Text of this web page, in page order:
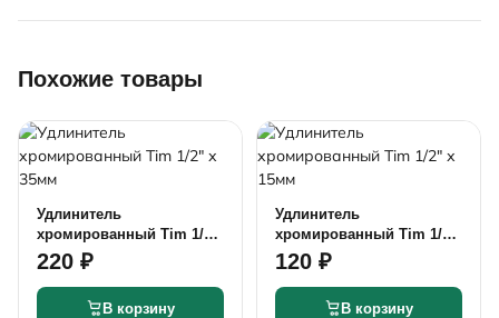
Похожие товары
Удлинитель
хромированный Tim 1/2"
х 35мм
220 ₽
В корзину
Удлинитель
хромированный Tim 1/2"
х 15мм
120 ₽
В корзину